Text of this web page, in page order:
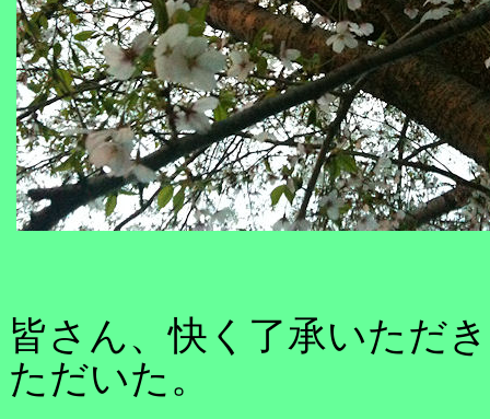
皆さん、快く了承いただ
ただいた。